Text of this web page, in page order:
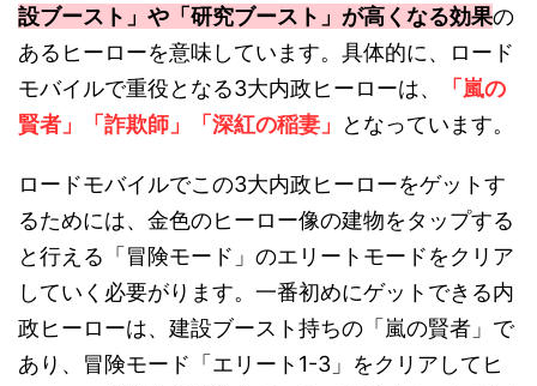
設ブースト」や「研究ブースト」が高くなる効果の
あるヒーローを意味しています。具体的に、ロード
モバイルで重役となる3大内政ヒーローは、
「嵐の
賢者」「詐欺師」「深紅の稲妻」
となっています。
ロードモバイルでこの3大内政ヒーローをゲットす
るためには、金色のヒーロー像の建物をタップする
と行える「冒険モード」のエリートモードをクリア
していく必要がります。一番初めにゲットできる内
政ヒーローは、建設ブースト持ちの「嵐の賢者」で
あり、冒険モード「エリート1-3」をクリアしてヒ